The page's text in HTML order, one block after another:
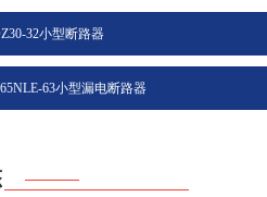
32小型断路器
63小型漏电断路器